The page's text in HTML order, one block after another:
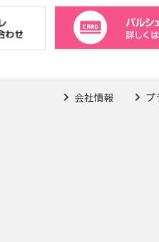
会社情報 プ